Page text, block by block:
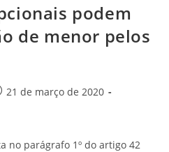
podem
de menor pelos
21 de março de 2020
no parágrafo 1º do artigo 42